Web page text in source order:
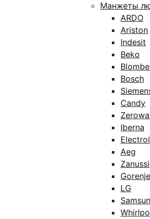
Манжеты
ARDO
Ariston
Indesit
Beko
Bosch
Candy
Iberna
Aeg
Zanussi
Gorenje
LG